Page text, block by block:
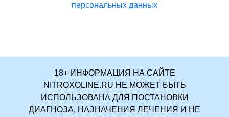
персональных данных
18+ ИНФОРМАЦИЯ НА САЙТЕ
NITROXOLINE.RU НЕ МОЖЕТ БЫТЬ
ИСПОЛЬЗОВАНА ДЛЯ ПОСТАНОВКИ
ДИАГНОЗА, НАЗНАЧЕНИЯ ЛЕЧЕНИЯ И НЕ